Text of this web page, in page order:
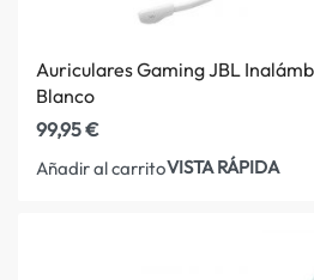
Auriculares Gaming JBL
Blanco
99,95€
Añadir al carritoVISTA RÁPIDA